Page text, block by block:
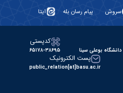
سروش پیام رسان بله ایتا
بوعلی سینا
کدپستی
۶۵۱۷۸-۳۸۶۹۵
پست الکترونیک
public_relation[at]basu.ac.ir